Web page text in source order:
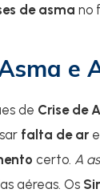
de asma no
e
de Crise de
falta de ar
certo. A
aéreas. Os